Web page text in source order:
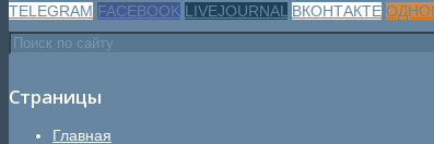
TELEGRAM FACEBOOK LIVEJOURNAL ВКОНТАКТЕ
Страницы
Главная